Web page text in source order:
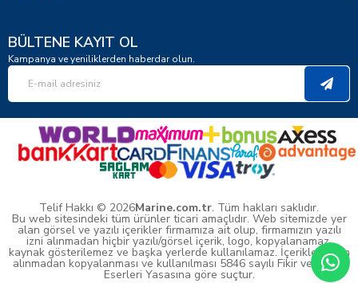
BÜLTENE KAYIT OL
Kampanya ve yeniliklerden haberdar olun.
Telif Hakkı © 2026Marine.com.tr. Tüm hakları saklıdır.
Bu web sitesindeki tüm ürünler ticari amaçlıdır. Web sitemizde yer
alan görsel ve yazılı içerikler firmamıza ait olup, firmamızın yazılı
izni alınmadan hiçbir yazılı/görsel içerik, logo, kopyalanamaz,
kaynak gösterilemez ve başka yerlerde kullanılamaz. İçeriklerin izin
alınmadan kopyalanması ve kullanılması 5846 sayılı Fikir ve Sanat
Eserleri Yasasına göre suçtur.